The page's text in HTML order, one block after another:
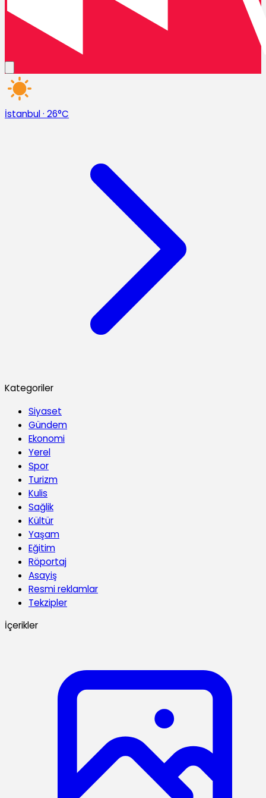
İstanbul· 26°C
Kategoriler
Siyaset
Gündem
Ekonomi
Yerel
Spor
Turizm
Kulis
Sağlik
Kültür
Yaşam
Eğitim
Röportaj
Asayiş
Resmi reklamlar
Tekzipler
İçerikler